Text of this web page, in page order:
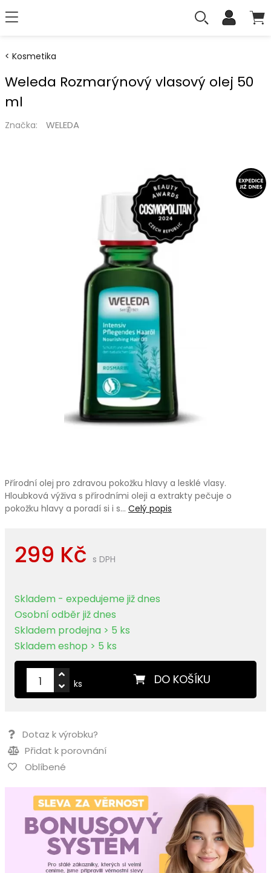
Kosmetika
Weleda Rozmarýnový vlasový olej 50
ml
Značka: WELEDA
Přírodní olej pro zdravou pokožku hlavy a lesklé vlasy.
Hloubková výživa s přírodními oleji a extrakty pečuje o
pokožku hlavy a poradí si i s… Celý popis
299 Kč s DPH
Skladem - expedujeme již dnes
Osobní odběr již dnes
Skladem prodejna > 5 ks
Skladem eshop > 5 ks
DO KOŠÍKU
ks
Dotaz k výrobku?
Přidat k porovnání
Oblíbené